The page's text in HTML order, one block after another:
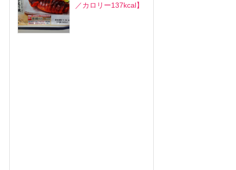
／カロリー137kcal】